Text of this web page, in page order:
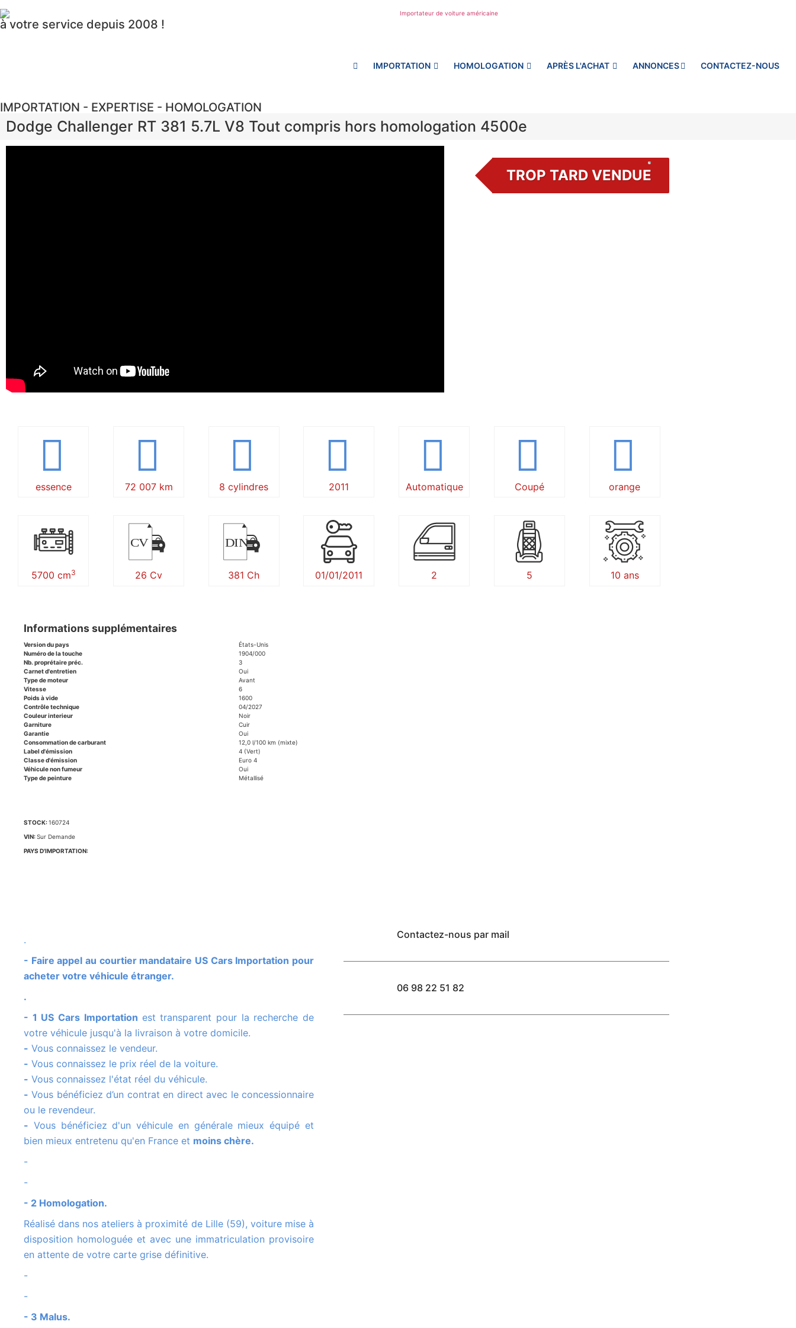
à votre service depuis 2008 !
IMPORTATION HOMOLOGATION APRÈS L'ACHAT ANNONCES CONTACTEZ-NOUS
IMPORTATION - EXPERTISE - HOMOLOGATION
Dodge Challenger RT 381 5.7L V8 Tout compris hors homologation 4500e
TROP TARD VENDUE
essence 72 007 km 8 cylindres 2011 Automatique Coupé orange
5700 cm3
CV
26 Cv
DIN
381 Ch 01/01/2011 2 5 10 ans
Informations supplémentaires
Version du pays
États-Unis
Numéro de la touche
1904/000
Nb. proprétaire préc.
3
Carnet d'entretien
Oui
Type de moteur
Avant
Vitesse
6
Poids à vide
1600
Contrôle technique
04/2027
Couleur interieur
Noir
Garniture
Cuir
Garantie
Oui
Consommation de carburant
12,0 l/100 km (mixte)
Label d'émission
4 (Vert)
Classe d'émission
Euro 4
Véhicule non fumeur
Oui
Type de peinture
Métallisé
STOCK:160724
VIN:Sur Demande
PAYS D'IMPORTATION:
.
- Faire appel au courtier mandataire US Cars Importation pour
acheter votre véhicule étranger.
.
- 1 US Cars Importation est transparent pour la recherche de
votre véhicule jusqu'à la livraison à votre domicile.
- Vous connaissez le vendeur.
- Vous connaissez le prix réel de la voiture.
- Vous connaissez l'état réel du véhicule.
- Vous bénéficiez d’un contrat en direct avec le concessionnaire
ou le revendeur.
- Vous bénéficiez d'un véhicule en générale mieux équipé et
bien mieux entretenu qu'en France et moins chère.
-
-
- 2 Homologation.
Réalisé dans nos ateliers à proximité de Lille (59), voiture mise à
disposition homologuée et avec une immatriculation provisoire
en attente de votre carte grise définitive.
-
-
- 3 Malus.
Contactez-nous par mail
06 98 22 51 82